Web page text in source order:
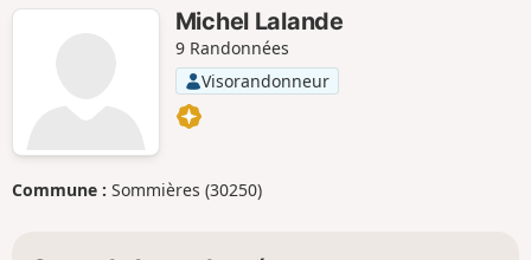
Michel Lalande
9 Randonnées
Visorandonneur
Commune : Sommières (30250)